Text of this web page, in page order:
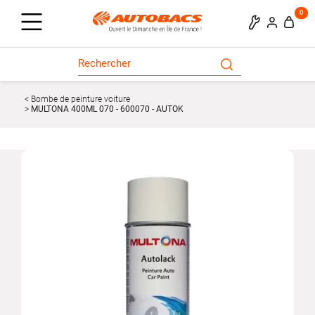
0
Bombe de peinture voiture
MULTONA 400ML 070 - 600070 - AUTOK